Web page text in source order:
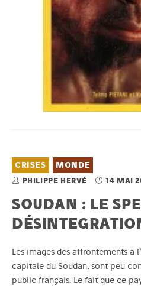
CRISES MONDE
PHILIPPE HERVÉ 14 MAI
SOUDAN : LE
Les images des affrontements à
capitale du Soudan, sont peu
public français. Le fait que ce